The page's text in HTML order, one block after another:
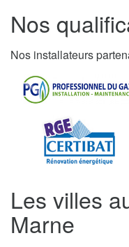
Nos
Nos installateurs
Les villes
Marne